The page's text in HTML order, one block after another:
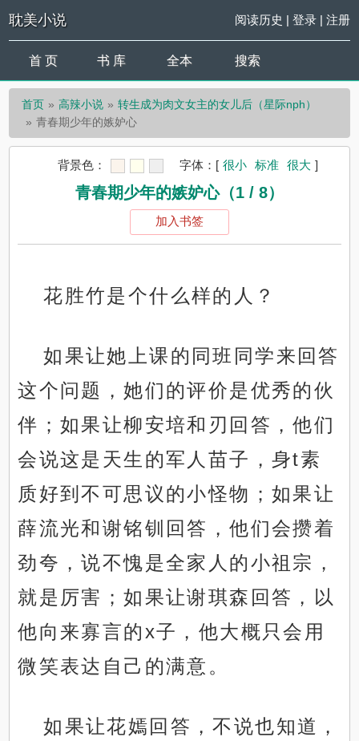
耽美小说 阅读历史 | 登录| 注册
首 页 书 库 全本 搜索
首页 高辣小说
转生成为肉文女主的女儿后（星际nph）
青春期少年的嫉妒心
背景色： 字体： [ 很小 标准 很大 ]
青春期少年的嫉妒心（1 / 8）
加入书签
花胜竹是个什么样的人？
如果让她上课的同班同学来回答
这个问题，她们的评价是优秀的伙
伴；如果让柳安培和刃回答，他们
会说这是天生的军人苗子，身t素
质好到不可思议的小怪物；如果让
薛流光和谢铭钏回答，他们会攒着
劲夸，说不愧是全家人的小祖宗，
就是厉害；如果让谢琪森回答，以
他向来寡言的x子，他大概只会用
微笑表达自己的满意。
如果让花嫣回答，不说也知道，